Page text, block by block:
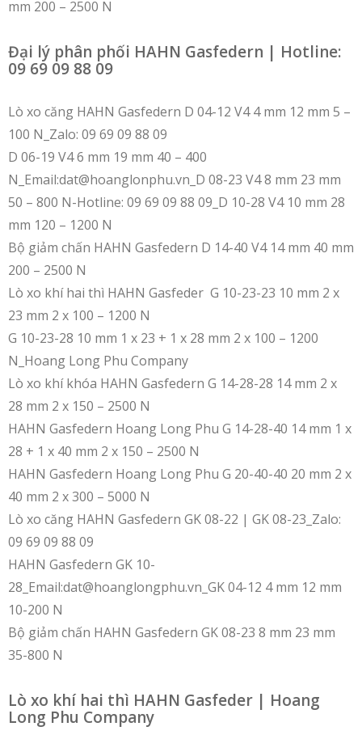
mm 200 – 2500 N
Đại lý phân phối HAHN Gasfedern | Hotline:
09 69 09 88 09
Lò xo căng HAHN Gasfedern D 04-12 V4 4 mm 12 mm 5 –
100 N_Zalo: 09 69 09 88 09
D 06-19 V4 6 mm 19 mm 40 – 400
N_Email:dat@hoanglonphu.vn_D 08-23 V4 8 mm 23 mm
50 – 800 N-Hotline: 09 69 09 88 09_D 10-28 V4 10 mm 28
mm 120 – 1200 N
Bộ giảm chấn HAHN Gasfedern D 14-40 V4 14 mm 40 mm
200 – 2500 N
Lò xo khí hai thì HAHN Gasfeder G 10-23-23 10 mm 2 x
23 mm 2 x 100 – 1200 N
G 10-23-28 10 mm 1 x 23 + 1 x 28 mm 2 x 100 – 1200
N_Hoang Long Phu Company
Lò xo khí khóa HAHN Gasfedern G 14-28-28 14 mm 2 x
28 mm 2 x 150 – 2500 N
HAHN Gasfedern Hoang Long Phu G 14-28-40 14 mm 1 x
28 + 1 x 40 mm 2 x 150 – 2500 N
HAHN Gasfedern Hoang Long Phu G 20-40-40 20 mm 2 x
40 mm 2 x 300 – 5000 N
Lò xo căng HAHN Gasfedern GK 08-22 | GK 08-23_Zalo:
09 69 09 88 09
HAHN Gasfedern GK 10-
28_Email:dat@hoanglongphu.vn_GK 04-12 4 mm 12 mm
10-200 N
Bộ giảm chấn HAHN Gasfedern GK 08-23 8 mm 23 mm
35-800 N
Lò xo khí hai thì HAHN Gasfeder | Hoang
Long Phu Company